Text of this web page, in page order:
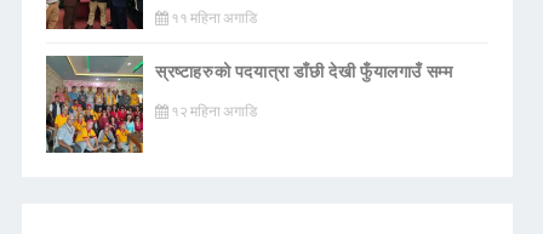
११ महिना अगाडि
स्रष्टाहरुको पदयात्रा डाँछी देखी फुँयालगाउँ सम्म
१२ महिना अगाडि